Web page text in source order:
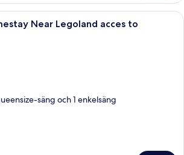
Greece Family Homestay Near
Near Legoland acces to
säng och 1 enkelsäng